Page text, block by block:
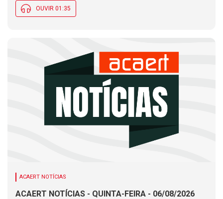
OUVIR 01:35
ACAERT NOTÍCIAS
ACAERT NOTÍCIAS - QUINTA-FEIRA - 06/08/2026